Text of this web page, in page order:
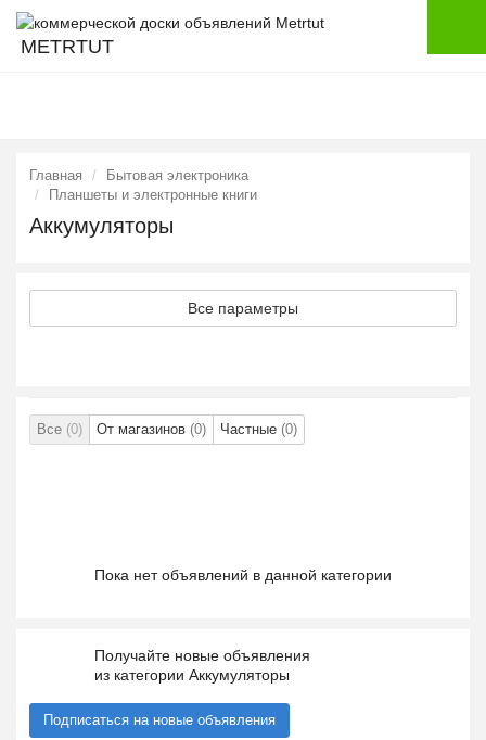
METRTUT
Главная
Бытовая электроника
Планшеты и электронные книги
Аккумуляторы
Все параметры
Все (0) От магазинов (0) Частные (0)
Пока нет объявлений в данной категории
Получайте новые объявления
из категории Аккумуляторы
Подписаться на новые объявления